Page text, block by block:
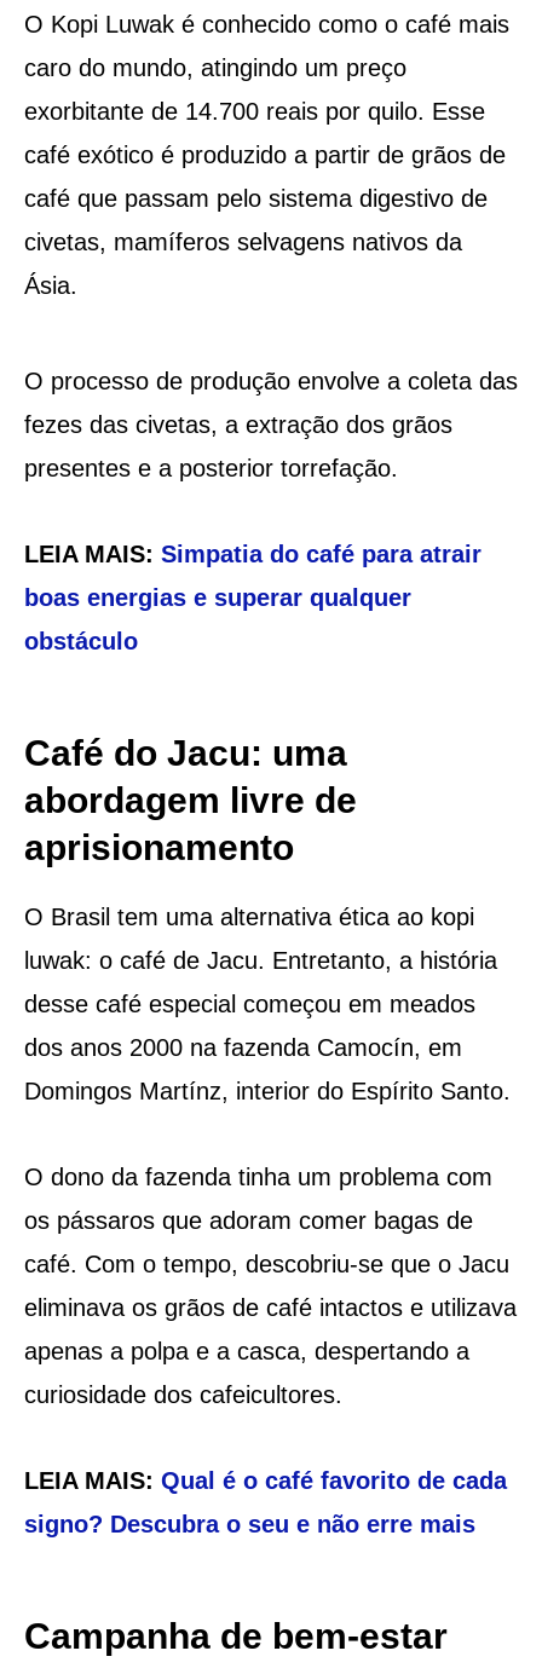
O Kopi Luwak é conhecido como o café mais
caro do mundo, atingindo um preço
exorbitante de 14.700 reais por quilo. Esse
café exótico é produzido a partir de grãos de
café que passam pelo sistema digestivo de
civetas, mamíferos selvagens nativos da
Ásia.
O processo de produção envolve a coleta das
fezes das civetas, a extração dos grãos
presentes e a posterior torrefação.
LEIA MAIS: Simpatia do café para atrair
boas energias e superar qualquer
obstáculo
Café do Jacu: uma
abordagem livre de
aprisionamento
O Brasil tem uma alternativa ética ao kopi
luwak: o café de Jacu. Entretanto, a história
desse café especial começou em meados
dos anos 2000 na fazenda Camocín, em
Domingos Martínz, interior do Espírito Santo.
O dono da fazenda tinha um problema com
os pássaros que adoram comer bagas de
café. Com o tempo, descobriu-se que o Jacu
eliminava os grãos de café intactos e utilizava
apenas a polpa e a casca, despertando a
curiosidade dos cafeicultores.
LEIA MAIS: Qual é o café favorito de cada
signo? Descubra o seu e não erre mais
Campanha de bem-estar